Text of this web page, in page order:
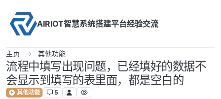
AIRIOT智慧系统搭建平台经验交流
主页 其他功能
流程中填写出现问题，已经填好的数据不
会显示到填写的表里面，都是空白的
其他功能 5